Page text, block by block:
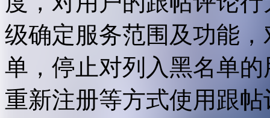
级确定服务范围及功能
单，停止对列入黑名单
重新注册等方式使用跟